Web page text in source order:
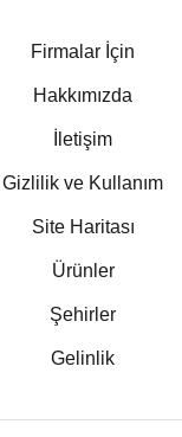
Firmalar İçin
Hakkımızda
İletişim
Gizlilik ve Kullanım
Site Haritası
Ürünler
Şehirler
Gelinlik